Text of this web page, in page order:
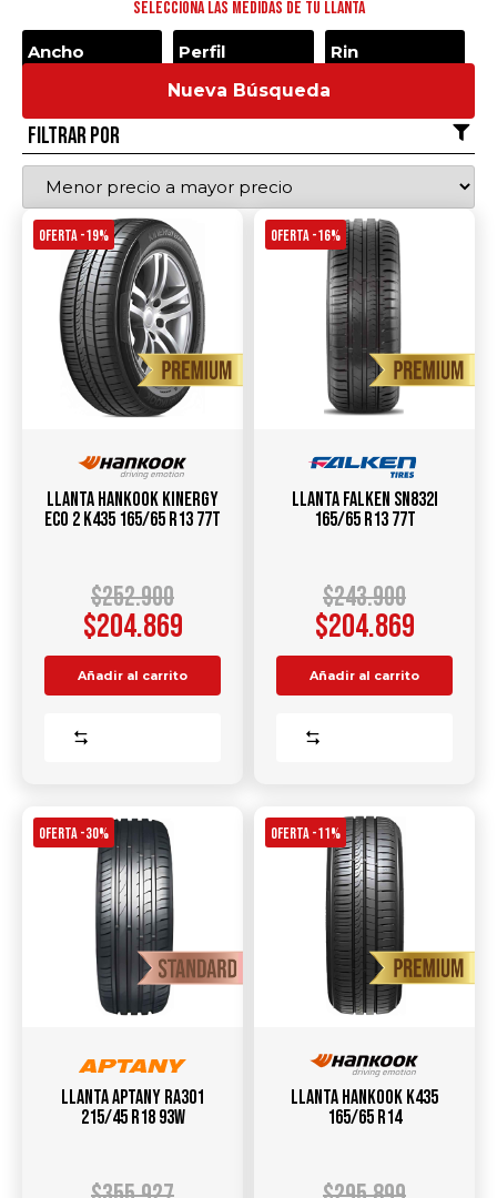
Selecciona las medidas de tu llanta
Nueva Búsqueda
Filtrar por
OFERTA -19%
Llanta HANKOOK Kinergy
Eco 2 K435 165/65 R13 77T
$252.900
$204.869
Añadir al carrito
OFERTA -16%
Llanta FALKEN SN832I
165/65 R13 77T
$243.900
$204.869
Añadir al carrito
OFERTA -30%
Llanta APTANY RA301
215/45 R18 93W
OFERTA -11%
Llanta HANKOOK K435
165/65 R14